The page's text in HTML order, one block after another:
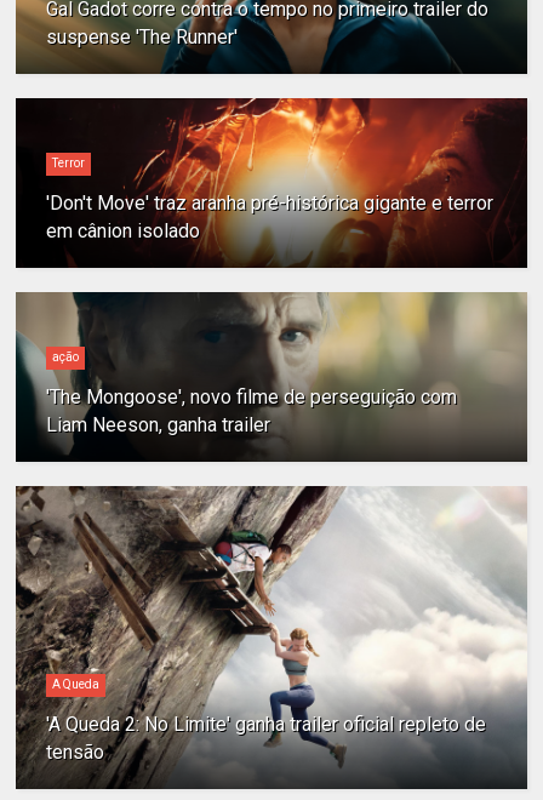
Gal Gadot corre contra o tempo no primeiro trailer do
suspense 'The Runner'
Terror
'Don't Move' traz aranha pré-histórica gigante e terror
em cânion isolado
ação
'The Mongoose', novo filme de perseguição com
Liam Neeson, ganha trailer
A Queda
'A Queda 2: No Limite' ganha trailer oficial repleto de
tensão